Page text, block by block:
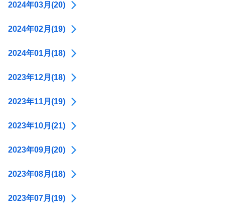
2024年03月(20)
2024年02月(19)
2024年01月(18)
2023年12月(18)
2023年11月(19)
2023年10月(21)
2023年09月(20)
2023年08月(18)
2023年07月(19)